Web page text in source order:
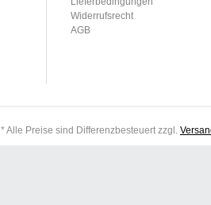
Widerrufsrecht
AGB
* Alle Preise sind Differenzbesteuert zzgl.